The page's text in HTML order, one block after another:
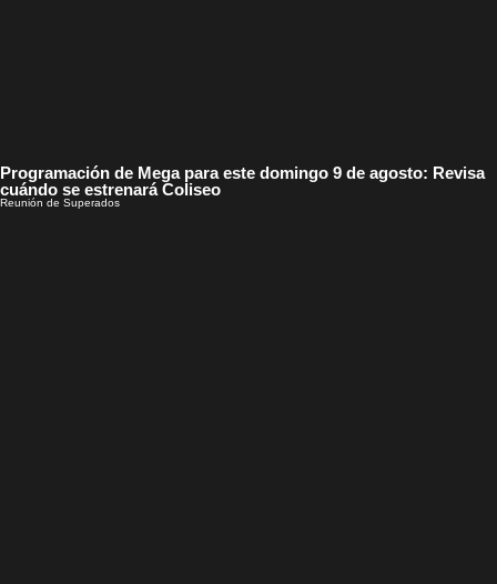
Programación de Mega para este domingo 9 de agosto: Revisa
cuándo se estrenará Coliseo
Reunión de Superados